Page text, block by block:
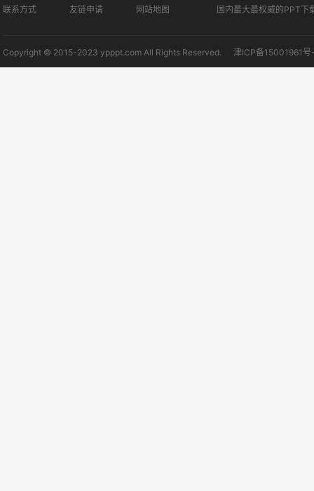
联系方式 友链申请 网站地图
国内最大最权威的PPT下
Copyright © 2015-2023 ypppt.com All Rights Reserved. 津ICP备15001961号